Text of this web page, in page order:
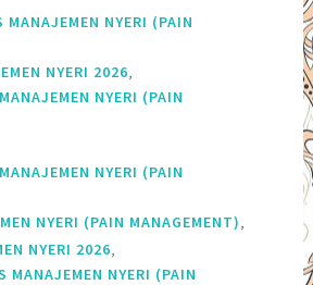
MANAJEMEN NYERI (PAIN
NYERI 2026
NYERI (PAIN
NYERI (PAIN
NYERI (PAIN MANAGEMENT)
NYERI 2026
MANAJEMEN NYERI (PAIN